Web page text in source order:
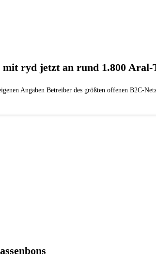
ryd jetzt an rund 1.800
Angaben Betreiber des größten offenen B2C-